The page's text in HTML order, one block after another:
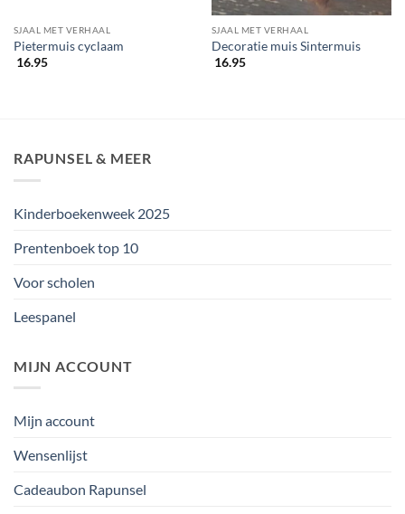
SJAAL MET VERHAAL
Pietermuis cyclaam
16.95
SJAAL MET VERHAAL
Decoratie muis Sintermuis
16.95
RAPUNSEL & MEER
Kinderboekenweek 2025
Prentenboek top 10
Voor scholen
Leespanel
MIJN ACCOUNT
Mijn account
Wensenlijst
Cadeaubon Rapunsel